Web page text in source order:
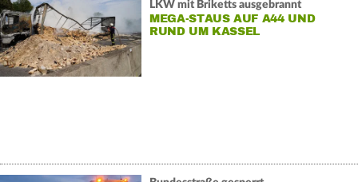
LKW mit Briketts ausgebrannt
MEGA-STAUS AUF A44 UND
RUND UM KASSEL